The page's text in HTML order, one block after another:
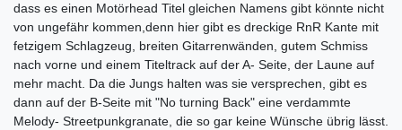
dass es einen Motörhead Titel gleichen Namens gibt könnte nicht
von ungefähr kommen,denn hier gibt es dreckige RnR Kante mit
fetzigem Schlagzeug, breiten Gitarrenwänden, gutem Schmiss
nach vorne und einem Titeltrack auf der A- Seite, der Laune auf
mehr macht. Da die Jungs halten was sie versprechen, gibt es
dann auf der B-Seite mit "No turning Back" eine verdammte
Melody- Streetpunkgranate, die so gar keine Wünsche übrig lässt.